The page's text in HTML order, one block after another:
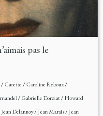
pas le
/Carette/Caroline Reboux/
/Gabrielle Dorziat/Howard
Jean Delannoy/Jean Marais/Jean